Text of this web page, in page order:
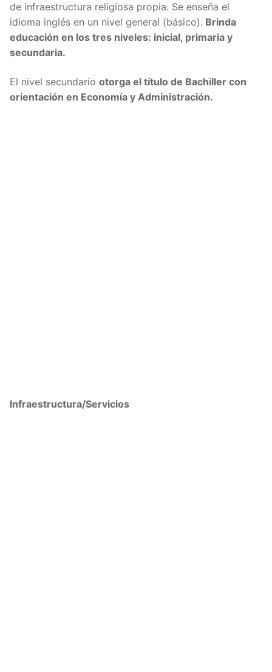
de infraestructura religiosa propia. Se enseña el
idioma inglés en un nivel general (básico). Brinda
educación en los tres niveles: inicial, primaria y
secundaria.
El nivel secundario otorga el título de Bachiller con
orientación en Economía y Administración.
Infraestructura/Servicios